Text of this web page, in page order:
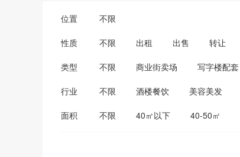
位置 不限
性质 不限 出租 出售 转让
类型 不限 商业街卖场 写字楼配套
行业 不限 酒楼餐饮 美容美发
医药保健
家居建材
面积 不限 40㎡以下 40-50㎡